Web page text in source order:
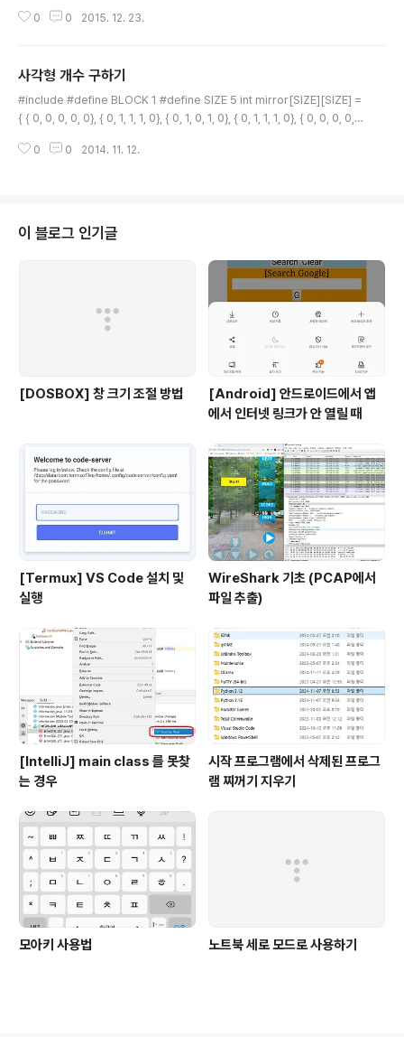
intf ("%d : I meet a girl!\n", count); if ( IsSheBeautiful() && IsSheLik
0 0 2015. 12. 23.
사각형 개수 구하기
#include #define BLOCK 1 #define SIZE 5 int mirror[SIZE][SIZE] =
{ { 0, 0, 0, 0, 0}, { 0, 1, 1, 1, 0}, { 0, 1, 0, 1, 0}, { 0, 1, 1, 1, 0}, { 0, 0, 0, 0,
c, char **argv) { int count = process(); printf ("%d\n", count); retur
0 0 2014. 11. 12.
이 블로그 인기글
[DOSBOX] 창 크기 조절 방법
[Android] 안드로이드에서 앱
에서 인터넷 링크가 안 열릴 때
[Termux] VS Code 설치 및
실행
WireShark 기초 (PCAP에서
파일 추출)
[IntelliJ] main class 를 못찾
는 경우
시작 프로그램에서 삭제된 프로그
램 찌꺼기 지우기
모아키 사용법 노트북 세로 모드로 사용하기